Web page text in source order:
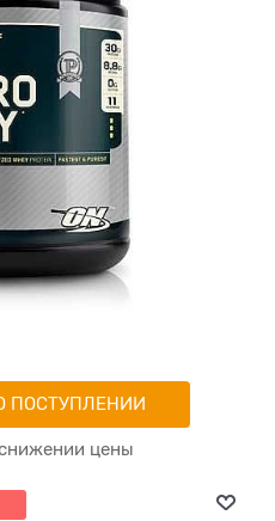
ПОСТУПЛЕНИИ
цены